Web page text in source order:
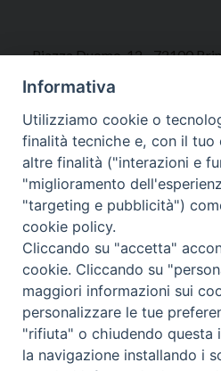
Piazza Duomo, 12 - 72100
Tel 0831.521958
Fax 0831.528315
Orari Curia
Mar. / Mer. / Giov. ore 9 - 13
nei mesi estivi solo Martedì ore
Copyright
Informativa
Utilizziamo cookie o
finalità tecniche e, con il tuo
altre finalità ("interazioni e
"miglioramento
"targeting e pubblicità")
cookie policy.
Cliccando su "accetta"
cookie. Cliccando su
maggiori informazioni sui
personalizzare le tue
"rifiuta" o chiudendo questa
la navigazione installando i